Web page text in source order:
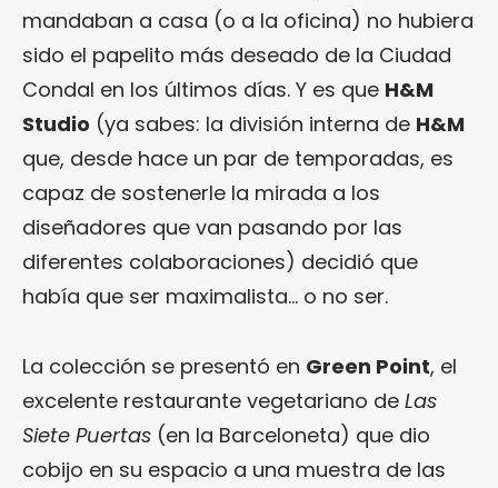
mandaban a casa (o a la oficina) no hubiera
sido el papelito más deseado de la Ciudad
Condal en los últimos días. Y es que H&M
Studio (ya sabes: la división interna de H&M
que, desde hace un par de temporadas, es
capaz de sostenerle la mirada a los
diseñadores que van pasando por las
diferentes colaboraciones) decidió que
había que ser maximalista… o no ser.
La colección se presentó en Green Point, el
excelente restaurante vegetariano de Las
Siete Puertas (en la Barceloneta) que dio
cobijo en su espacio a una muestra de las